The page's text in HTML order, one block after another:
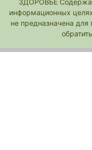
информационных
не предназначена